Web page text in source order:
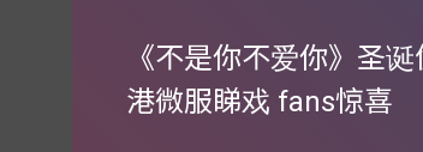
《不是你不爱你》圣
港微服睇戏 fans惊喜